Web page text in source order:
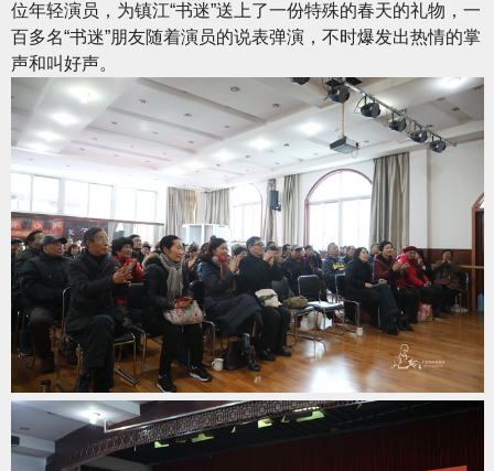
位年轻演员，为镇江“书迷”送上了一份特殊的春天的礼物，一
百多名“书迷”朋友随着演员的说表弹演，不时爆发出热情的掌
声和叫好声。